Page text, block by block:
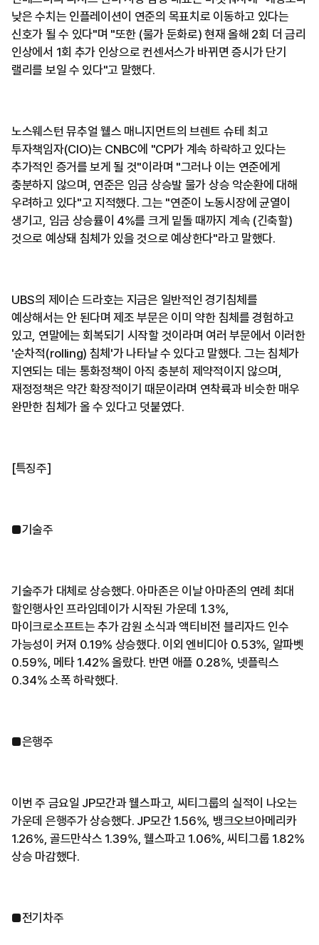
낮은 수치는 인플레이션이 연준의 목표치로 이동하고 있다는
신호가 될 수 있다"며 "또한 (물가 둔화로) 현재 올해 2회 더 금리
인상에서 1회 추가 인상으로 컨센서스가 바뀌면 증시가 단기
랠리를 보일 수 있다"고 말했다.
노스웨스턴 뮤추얼 웰스 매니지먼트의 브렌트 슈테 최고
투자책임자(CIO)는 CNBC에 "CPI가 계속 하락하고 있다는
추가적인 증거를 보게 될 것"이라며 "그러나 이는 연준에게
충분하지 않으며, 연준은 임금 상승발 물가 상승 악순환에 대해
우려하고 있다"고 지적했다. 그는 "연준이 노동시장에 균열이
생기고, 임금 상승률이 4%를 크게 밑돌 때까지 계속 (긴축할)
것으로 예상돼 침체가 있을 것으로 예상한다"라고 말했다.
UBS의 제이슨 드라호는 지금은 일반적인 경기침체를
예상해서는 안 된다며 제조 부문은 이미 약한 침체를 경험하고
있고, 연말에는 회복되기 시작할 것이라며 여러 부문에서 이러한
'순차적(rolling) 침체'가 나타날 수 있다고 말했다. 그는 침체가
지연되는 데는 통화정책이 아직 충분히 제약적이지 않으며,
재정정책은 약간 확장적이기 때문이라며 연착륙과 비슷한 매우
완만한 침체가 올 수 있다고 덧붙였다.
[특징주]
■기술주
기술주가 대체로 상승했다. 아마존은 이날 아마존의 연례 최대
할인행사인 프라임데이가 시작된 가운데 1.3%,
마이크로소프트는 추가 감원 소식과 액티비전 블리자드 인수
가능성이 커져 0.19% 상승했다. 이외 엔비디아 0.53%, 알파벳
0.59%, 메타 1.42% 올랐다. 반면 애플 0.28%, 넷플릭스
0.34% 소폭 하락했다.
■은행주
이번 주 금요일 JP모간과 웰스파고, 씨티그룹의 실적이 나오는
가운데 은행주가 상승했다. JP모간 1.56%, 뱅크오브아메리카
1.26%, 골드만삭스 1.39%, 웰스파고 1.06%, 씨티그룹 1.82%
상승 마감했다.
■전기차주